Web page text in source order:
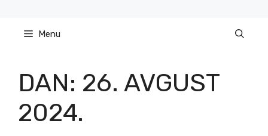
content Menu
DAN: 26. AVGUST
2024.